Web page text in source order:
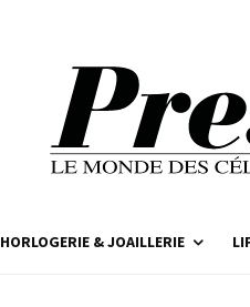
HORLOGERIE & JOAILLERIE